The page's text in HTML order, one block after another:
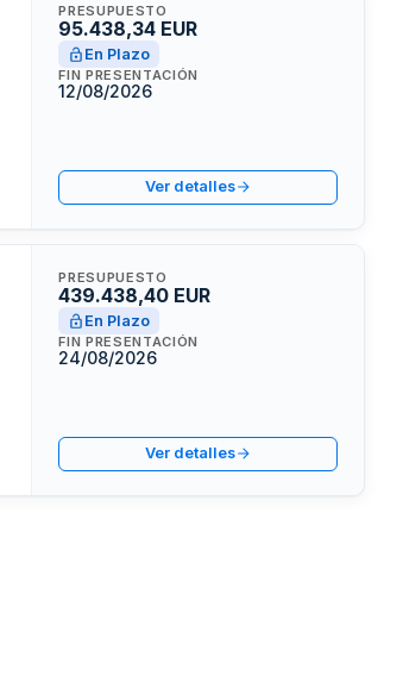
PRESUPUESTO
95.438,34 EUR
En Plazo
FIN PRESENTACIÓN
12/08/2026
Ver detalles
PRESUPUESTO
439.438,40 EUR
En Plazo
FIN PRESENTACIÓN
24/08/2026
Ver detalles